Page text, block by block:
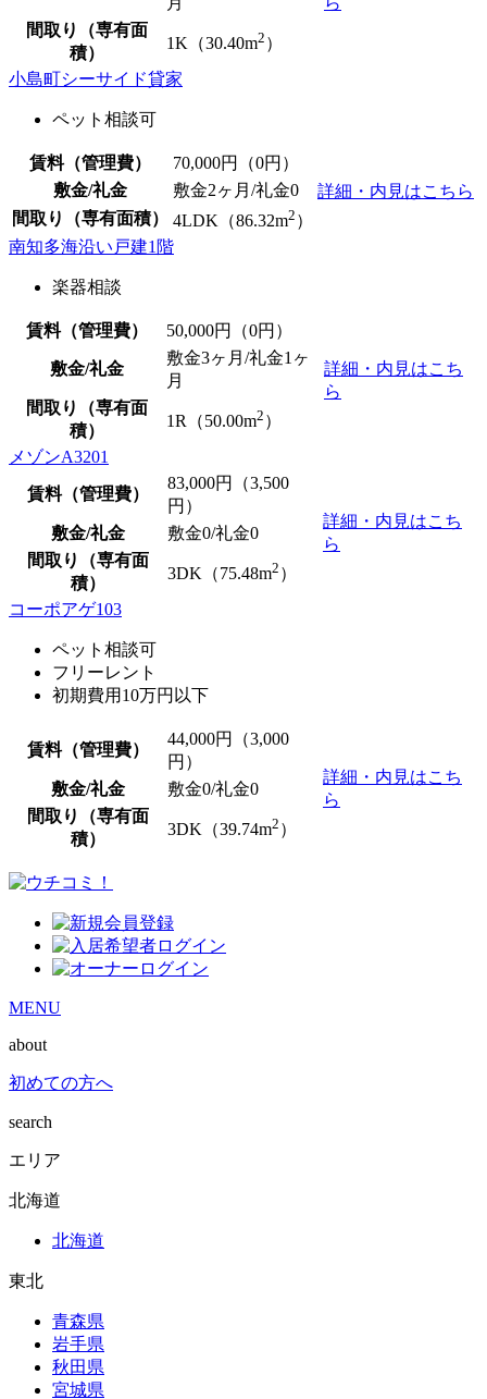
間取り（専有面
積）
1K（30.40m2 ）
小島町シーサイド貸家
ペット相談可
賃料（管理費） 70,000円（0円）
詳細・内見はこちら
敷金/礼金 敷金2ヶ月/礼金0
間取り（専有面積）
4LDK（86.32m2 ）
南知多海沿い戸建1階
楽器相談
賃料（管理費） 50,000円（0円）
詳細・内見はこち
ら
敷金/礼金
敷金3ヶ月/礼金1ヶ
月
間取り（専有面
積）
1R（50.00m2 ）
メゾンA3201
賃料（管理費）
83,000円（3,500
円）
詳細・内見はこち
ら
敷金/礼金 敷金0/礼金0
間取り（専有面
積）
3DK（75.48m2 ）
コーポアゲ103
ペット相談可
フリーレント
初期費用10万円以下
賃料（管理費）
44,000円（3,000
円）
詳細・内見はこち
ら
敷金/礼金 敷金0/礼金0
間取り（専有面
積）
3DK（39.74m2 ）
MENU
about
初めての方へ
search
エリア
北海道
北海道
東北
青森県
岩手県
秋田県
宮城県